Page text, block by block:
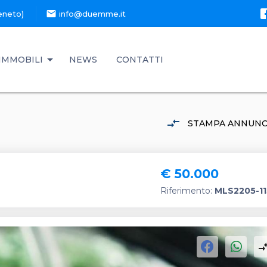
mail info@duemme.it
NEWS CONTATTI
compare_arrows STAMPA
€ 50.000
Riferimento: MLS2205-